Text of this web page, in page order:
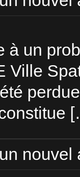
à un
Ville
nouvel